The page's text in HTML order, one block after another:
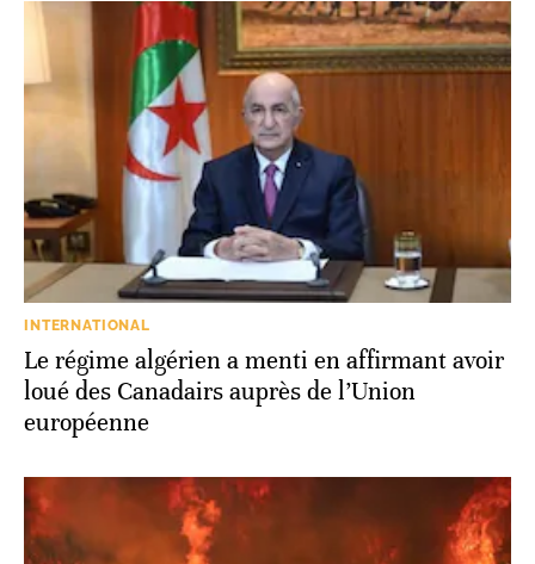
INTERNATIONAL
Le régime algérien a menti en affirmant avoir
loué des Canadairs auprès de l’Union
européenne